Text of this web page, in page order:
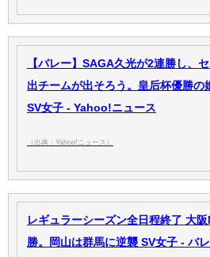
【バレー】SAGA久光が2連勝し、
出チームが出そろう。皇后杯優勝の
SV女子 - Yahoo!ニュース
（出典：Yahoo!ニュース）
レギュラーシーズン全日程終了 大
勝。岡山は群馬に逆襲 SV女子 - バ